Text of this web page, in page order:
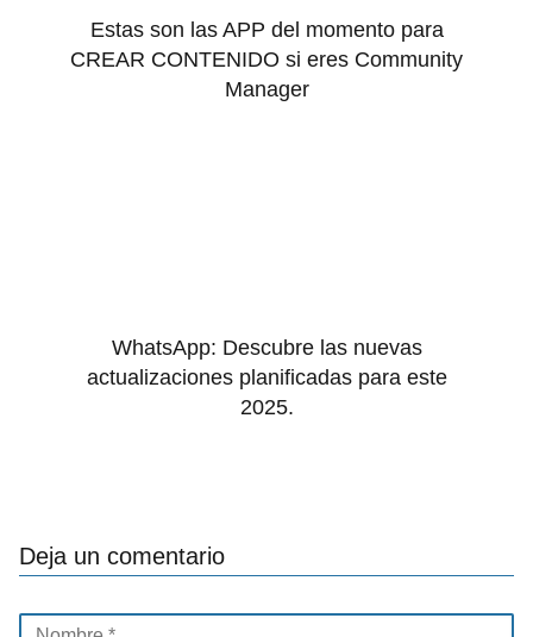
Estas son las APP del momento para
CREAR CONTENIDO si eres Community
Manager
WhatsApp: Descubre las nuevas
actualizaciones planificadas para este
2025.
Deja un comentario